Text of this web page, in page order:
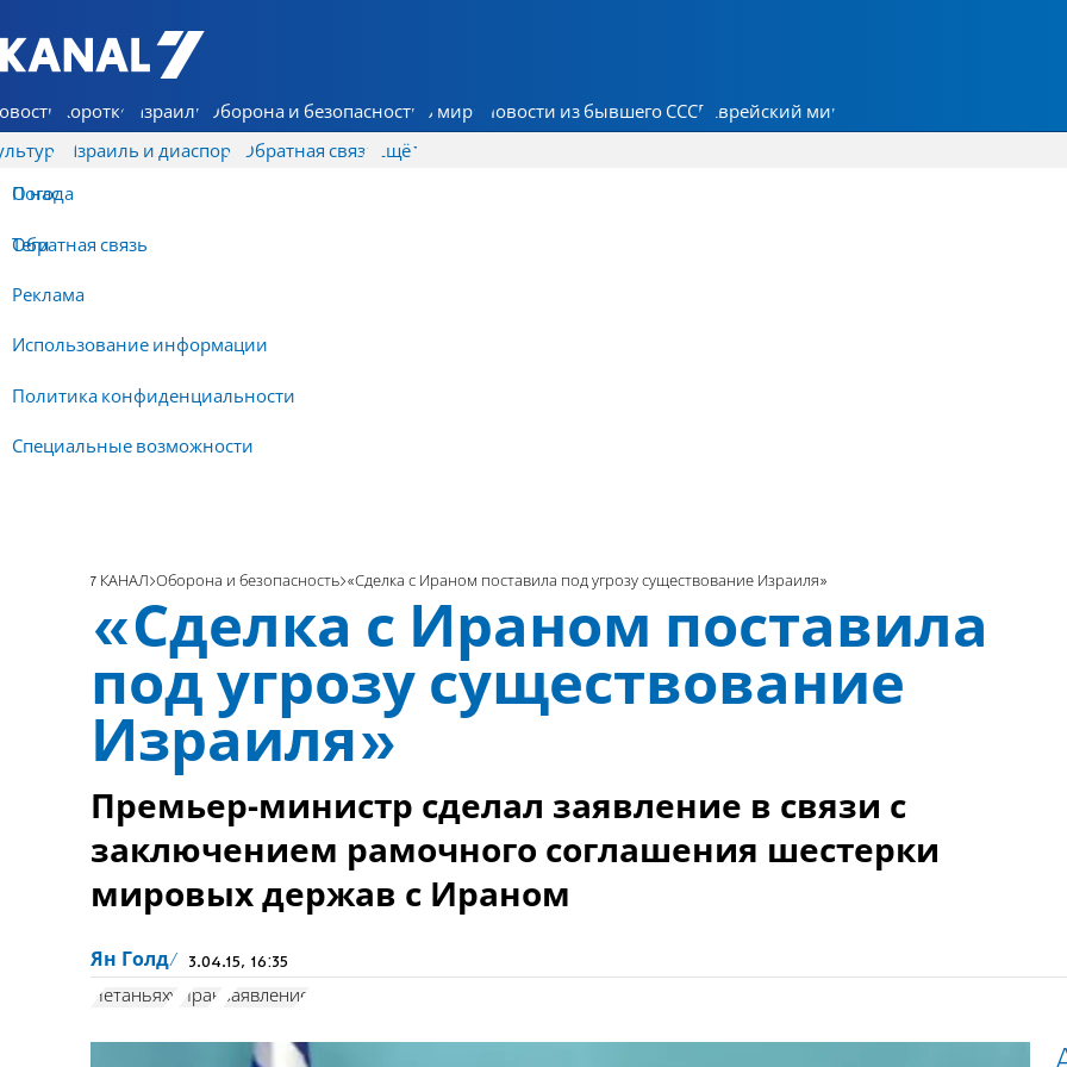
7 КАНАЛ - Аруц Шева
Коротко Израиль Оборона и безопасность В мире Новости из бывшего СССР Еврейский мир
Израиль и диаспора Обратная связь
О нас
Обратная связь
Реклама
Использование информации
Политика конфиденциальности
Специальные возможности
Ещё
Погода
Теги
7 КАНАЛ Оборона и безопасность «Сделка с Ираном поставила под угрозу существование Израиля»
«Сделка с Ираном поставила
под угрозу существование
Израиля»
Премьер-министр сделал заявление в связи с
заключением рамочного соглашения шестерки
мировых держав с Ираном
Ян Голд 3.04.15, 16:35
Нетаньяху Иран заявление